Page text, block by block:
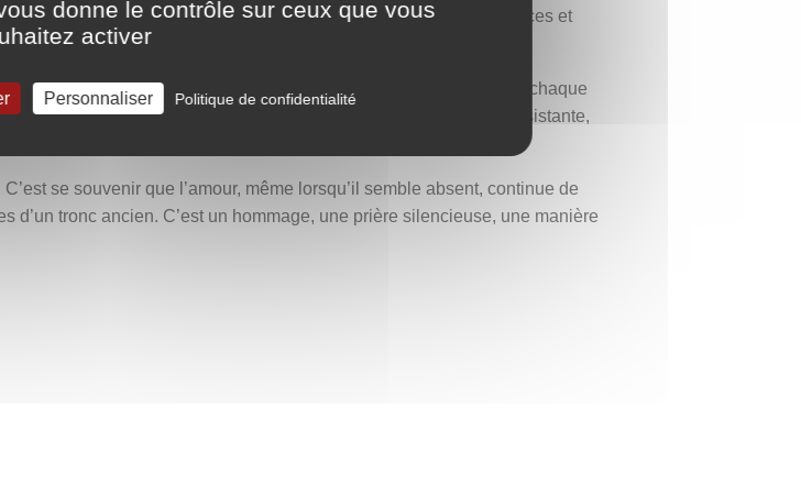
les étapes d’une existence faite de joies, de douleurs, de silences et
de lumière comme celles d’ombre. Chaque ligne est un souvenir, chaque
sceau d’éternité, une déclaration d’amour à la fois fragile et résistante,
se souvenir que l’amour, même lorsqu’il semble absent, continue de
d’un tronc ancien. C’est un hommage, une prière silencieuse, une manière
donne le contrôle sur ceux que vous
activer
Personnaliser Politique de confidentialité